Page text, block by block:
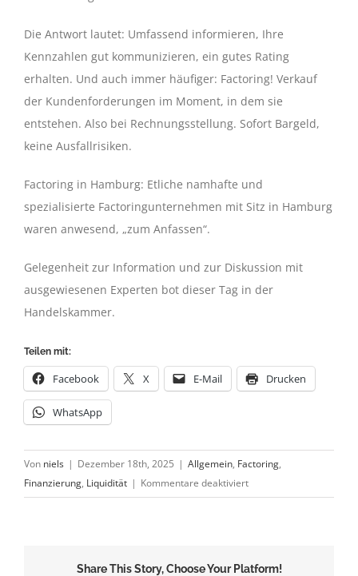
Die Antwort lautet: Umfassend informieren, Ihre
Kennzahlen gut kommunizieren, ein gutes Rating
erhalten. Und auch immer häufiger: Factoring! Verkauf
der Kundenforderungen im Moment, in dem sie
entstehen. Also bei Rechnungsstellung. Sofort Bargeld,
keine Ausfallrisiken.
Factoring in Hamburg: Etliche namhafte und
spezialisierte Factoringunternehmen mit Sitz in Hamburg
waren anwesend, „zum Anfassen“.
Gelegenheit zur Information und zur Diskussion mit
ausgewiesenen Experten bot dieser Tag in der
Handelskammer.
Teilen mit:
Facebook X E-Mail Drucken
WhatsApp
Von niels | Dezember 18th, 2025 | Allgemein, Factoring,
Finanzierung, Liquidität | Kommentare deaktiviertfür
Factoring
Share This Story, Choose Your Platform!